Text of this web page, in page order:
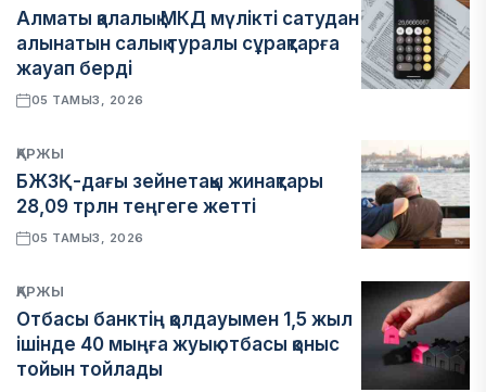
Алматы қалалық МКД мүлікті сатудан
алынатын салық туралы сұрақтарға
жауап берді
05 ТАМЫЗ, 2026
ҚАРЖЫ
БЖЗҚ-дағы зейнетақы жинақтары
28,09 трлн теңгеге жетті
05 ТАМЫЗ, 2026
ҚАРЖЫ
Отбасы банктің қолдауымен 1,5 жыл
ішінде 40 мыңға жуық отбасы қоныс
тойын тойлады